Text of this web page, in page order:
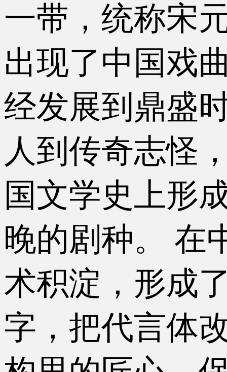
一带，统称宋
出现了中国戏
经发展到鼎盛
人到传奇志怪
国文学史上形
晚的剧种。 在
术积淀，形成
字，把代言体